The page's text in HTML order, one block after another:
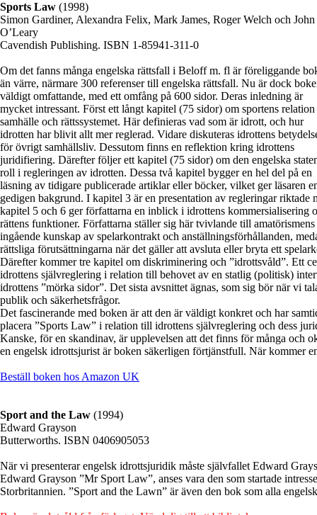
Sports Law (1998)
Simon Gardiner, Alexandra Felix, Mark James, Roger Welch och John
O’Leary
Cavendish Publishing. ISBN 1-85941-311-0
Om det fanns många engelska rättsfall i Beloff m. fl är föreliggande
än värre, närmare 300 referenser till engelska rättsfall. Nu är dock
väldigt omfattande, med ett omfång på 600 sidor. Deras inledning är
mycket intressant. Först ett långt kapitel (75 sidor) om sportens
samhälle och rättssystemet. Här definieras vad som är idrott, och hur
idrotten har blivit allt mer reglerad. Vidare diskuteras idrottens
för övrigt samhällsliv. Dessutom finns en reflektion kring idrottens
juridifiering. Därefter följer ett kapitel (75 sidor) om den engelska
roll i regleringen av idrotten. Dessa två kapitel bygger en hel del på en
läsning av tidigare publicerade artiklar eller böcker, vilket ger läsaren
gedigen bakgrund. I kapitel 3 är en presentation av regleringar riktade
kapitel 5 och 6 ger författarna en inblick i idrottens kommersialisering
rättens funktioner. Författarna ställer sig här tvivlande till
ingående kunskap av spelarkontrakt och anställningsförhållanden,
rättsliga förutsättningarna när det gäller att avsluta eller bryta ett
Därefter kommer tre kapitel om diskriminering och ”idrottsvåld”. Ett
idrottens självreglering i relation till behovet av en statlig (politisk)
idrottens ”mörka sidor”. Det sista avsnittet ägnas, som sig bör när vi
publik och säkerhetsfrågor.
Det fascinerande med boken är att den är väldigt konkret och har
placera ”Sports Law” i relation till idrottens självreglering och dess
Kanske, för en skandinav, är upplevelsen att det finns för många och
en engelsk idrottsjurist är boken säkerligen förtjänstfull. När kommer
Beställ boken hos Amazon UK
Sport and the Law (1994)
Edward Grayson
Butterworths. ISBN 0406905053
När vi presenterar engelsk idrottsjuridik måste självfallet Edward
Edward Grayson ”Mr Sport Law”, anses vara den som startade
Storbritannien. ”Sport and the Lawn” är även den bok som alla